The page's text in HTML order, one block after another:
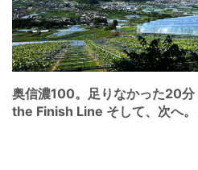
奥信濃100。足りなかった20
the Finish Line そして、次へ。